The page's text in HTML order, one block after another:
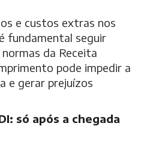
e custos extras nos
fundamental seguir
da Receita
pode impedir a
e gerar prejuízos
só após a chegada